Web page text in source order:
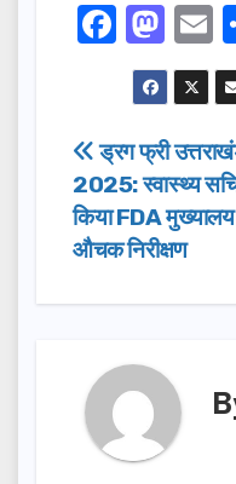
F
a
c
e
b
o
o
k
M
a
st
o
d
o
n
E
Post
ड्रग फ्री
2025: स्वास्थ्य
किया FDA
औचक निरीक्षण